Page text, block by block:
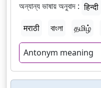
অন্যান্য ভাষায় অনুবাদ : हिन्दी
मराठी
বাংলা தமிழ்
Antonym meaning